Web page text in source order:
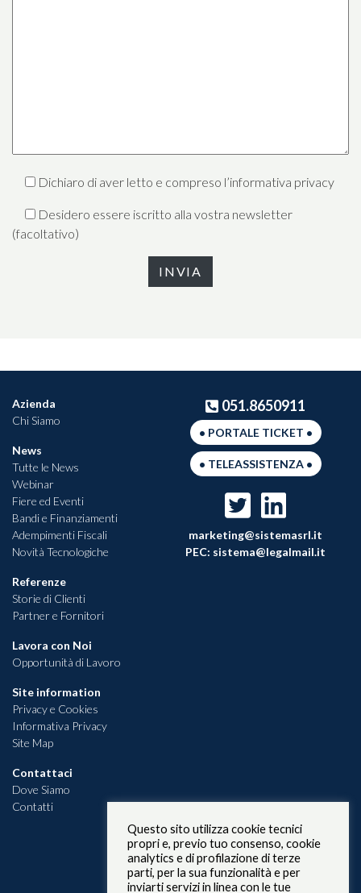
Dichiaro di aver letto e compreso l’informativa privacy
Desidero essere iscritto alla vostra newsletter
(facoltativo)
Azienda
Chi Siamo
News
Tutte le News
Webinar
Fiere ed Eventi
Bandi e Finanziamenti
Adempimenti Fiscali
Novità Tecnologiche
Referenze
Storie di Clienti
Partner e Fornitori
Lavora con Noi
Opportunità di Lavoro
Site information
Privacy e Cookies
Informativa Privacy
Site Map
Contattaci
Dove Siamo
Contatti
051.8650911
• PORTALE TICKET •
• TELEASSISTENZA •
marketing@sistemasrl.it
PEC: sistema@legalmail.it
Questo sito utilizza cookie tecnici
propri e, previo tuo consenso, cookie
analytics e di profilazione di terze
parti, per la sua funzionalità e per
inviarti servizi in linea con le tue